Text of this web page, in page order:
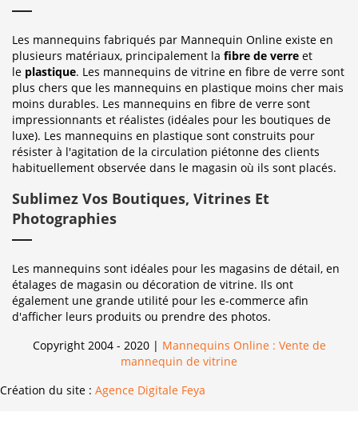
Les mannequins fabriqués par Mannequin Online existe en
plusieurs matériaux, principalement la fibre de verre et
le plastique. Les mannequins de vitrine en fibre de verre sont
plus chers que les mannequins en plastique moins cher mais
moins durables. Les mannequins en fibre de verre sont
impressionnants et réalistes (idéales pour les boutiques de
luxe). Les mannequins en plastique sont construits pour
résister à l'agitation de la circulation piétonne des clients
habituellement observée dans le magasin où ils sont placés.
Sublimez Vos Boutiques, Vitrines Et
Photographies
Les mannequins sont idéales pour les magasins de détail, en
étalages de magasin ou décoration de vitrine. Ils ont
également une grande utilité pour les e-commerce afin
d'afficher leurs produits ou prendre des photos.
Copyright 2004 - 2020 | Mannequins Online : Vente de
mannequin de vitrine
Création du site : Agence Digitale Feya